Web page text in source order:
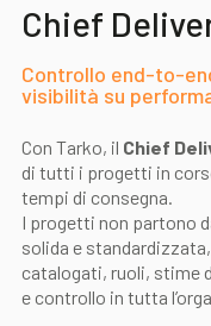
Chief
Controllo end-to-
visibilità su
Con Tarko, il Chief
di tutti i progetti in
tempi di consegna.
I progetti non partono
solida e
catalogati, ruoli, stime
e controllo in tutta